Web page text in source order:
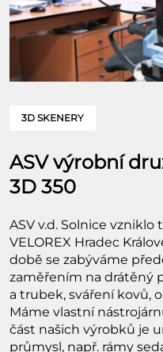
3D SKENERY
ASV výrobní
3D 350
ASV v.d. Solnice
VELOREX Hradec
době se zabýváme
zaměřením na drátěný
a trubek, sváření kovů,
Máme vlastní
část našich výrobků je
průmysl, např. rámy